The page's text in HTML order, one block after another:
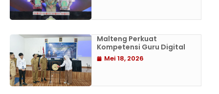
Malteng Perkuat
Kompetensi Guru Digital
Mei 18, 2026